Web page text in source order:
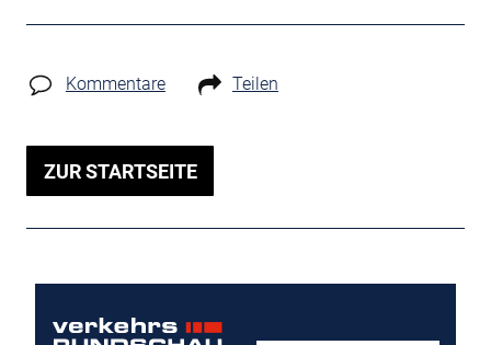
Kommentare Teilen
ZUR STARTSEITE